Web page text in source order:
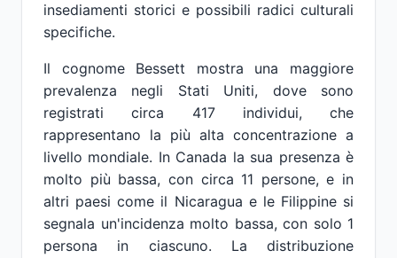
insediamenti storici e possibili radici culturali
specifiche.
Il cognome Bessett mostra una maggiore
prevalenza negli Stati Uniti, dove sono
registrati circa 417 individui, che
rappresentano la più alta concentrazione a
livello mondiale. In Canada la sua presenza è
molto più bassa, con circa 11 persone, e in
altri paesi come il Nicaragua e le Filippine si
segnala un'incidenza molto bassa, con solo 1
persona in ciascuno. La distribuzione